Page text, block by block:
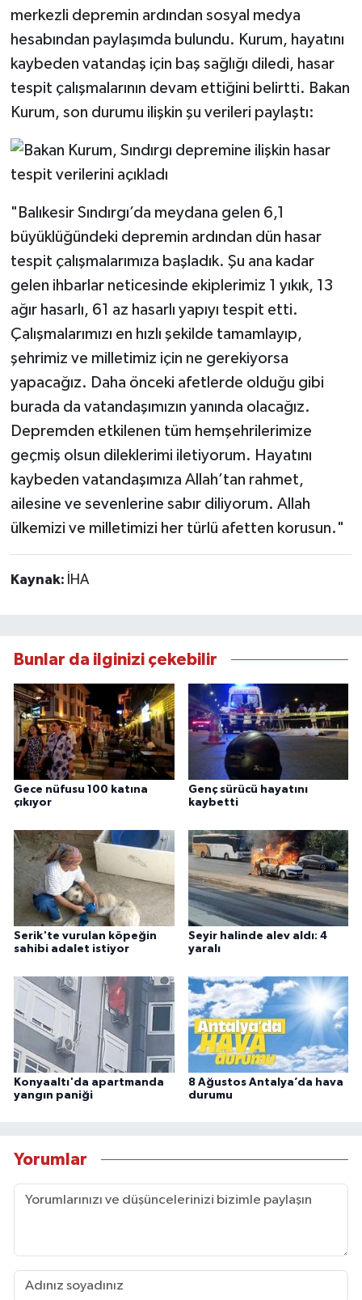
merkezli depremin ardından sosyal medya
hesabından paylaşımda bulundu. Kurum, hayatını
kaybeden vatandaş için baş sağlığı diledi, hasar
tespit çalışmalarının devam ettiğini belirtti. Bakan
Kurum, son durumu ilişkin şu verileri paylaştı:
"Balıkesir Sındırgı’da meydana gelen 6,1
büyüklüğündeki depremin ardından dün hasar
tespit çalışmalarımıza başladık. Şu ana kadar
gelen ihbarlar neticesinde ekiplerimiz 1 yıkık, 13
ağır hasarlı, 61 az hasarlı yapıyı tespit etti.
Çalışmalarımızı en hızlı şekilde tamamlayıp,
şehrimiz ve milletimiz için ne gerekiyorsa
yapacağız. Daha önceki afetlerde olduğu gibi
burada da vatandaşımızın yanında olacağız.
Depremden etkilenen tüm hemşehrilerimize
geçmiş olsun dileklerimi iletiyorum. Hayatını
kaybeden vatandaşımıza Allah’tan rahmet,
ailesine ve sevenlerine sabır diliyorum. Allah
ülkemizi ve milletimizi her türlü afetten korusun."
Kaynak: İHA
Bunlar da ilginizi çekebilir
Gece nüfusu 100 katına
çıkıyor
Genç sürücü hayatını
kaybetti
Serik'te vurulan köpeğin
sahibi adalet istiyor
Seyir halinde alev aldı: 4
yaralı
Konyaaltı'da apartmanda
yangın paniği
8 Ağustos Antalya’da hava
durumu
Yorumlar
MAGAZİN